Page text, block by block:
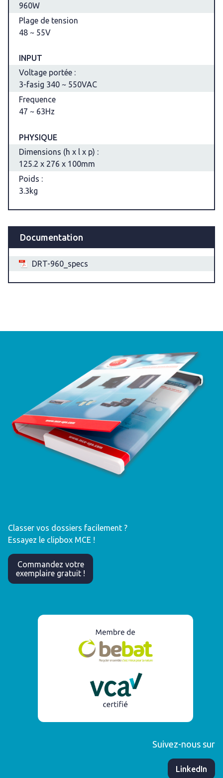
960W
Plage de tension
48 ~ 55V
INPUT
Voltage portée :
3-fasig 340 ~ 550VAC
Frequence
47 ~ 63Hz
PHYSIQUE
Dimensions (h x l x p) :
125.2 x 276 x 100mm
Poids :
3.3kg
Documentation
DRT-960_specs
Classer vos dossiers facilement ?
Essayez le clipbox MCE !
Commandez votre
exemplaire gratuit !
Suivez-nous sur
​LinkedIn